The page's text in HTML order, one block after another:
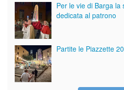
Per le vie di Barga
dedicata al patrono
Partite le Piazzette